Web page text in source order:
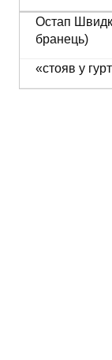
Остап
бранець)
«стояв у